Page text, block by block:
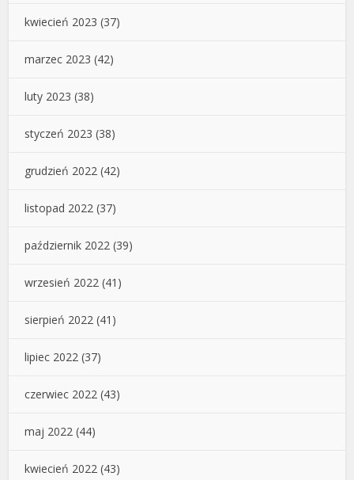
kwiecień 2023 (37)
marzec 2023 (42)
luty 2023 (38)
styczeń 2023 (38)
grudzień 2022 (42)
listopad 2022 (37)
październik 2022 (39)
wrzesień 2022 (41)
sierpień 2022 (41)
lipiec 2022 (37)
czerwiec 2022 (43)
maj 2022 (44)
kwiecień 2022 (43)